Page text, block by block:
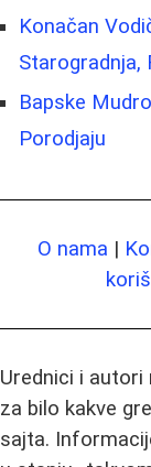
Konačan
Starogradnja,
Bapske
Porodjaju
O nama |
Urednici i autori
za bilo kakve
sajta.